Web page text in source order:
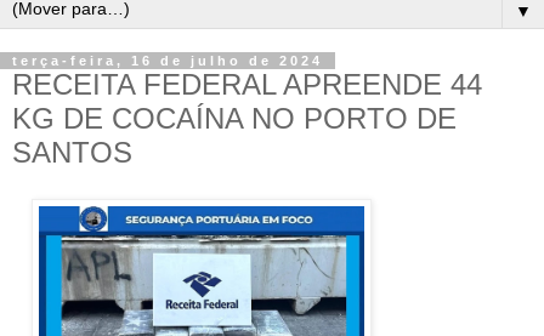
▼
terça-feira, 16 de julho de 2024
RECEITA FEDERAL APREENDE 44
KG DE COCAÍNA NO PORTO DE
SANTOS